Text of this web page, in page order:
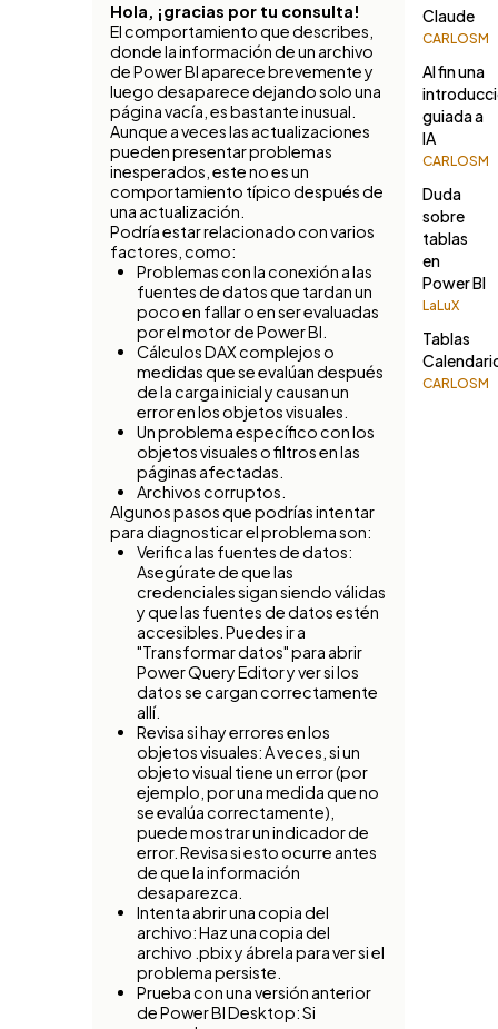
Hola, ¡gracias por tu consulta!
El comportamiento que describes,
donde la información de un archivo
de Power BI aparece brevemente y
luego desaparece dejando solo una
página vacía, es bastante inusual.
Aunque a veces las actualizaciones
pueden presentar problemas
inesperados, este no es un
comportamiento típico después de
una actualización.
Podría estar relacionado con varios
factores, como:
Problemas con la conexión a las
fuentes de datos que tardan un
poco en fallar o en ser evaluadas
por el motor de Power BI.
Cálculos DAX complejos o
medidas que se evalúan después
de la carga inicial y causan un
error en los objetos visuales.
Un problema específico con los
objetos visuales o filtros en las
páginas afectadas.
Archivos corruptos.
Algunos pasos que podrías intentar
para diagnosticar el problema son:
Verifica las fuentes de datos:
Asegúrate de que las
credenciales sigan siendo válidas
y que las fuentes de datos estén
accesibles. Puedes ir a
"Transformar datos" para abrir
Power Query Editor y ver si los
datos se cargan correctamente
allí.
Revisa si hay errores en los
objetos visuales: A veces, si un
objeto visual tiene un error (por
ejemplo, por una medida que no
se evalúa correctamente),
puede mostrar un indicador de
error. Revisa si esto ocurre antes
de que la información
desaparezca.
Intenta abrir una copia del
archivo: Haz una copia del
archivo .pbix y ábrela para ver si el
problema persiste.
Prueba con una versión anterior
de Power BI Desktop: Si
Claude
CARLOSM
Al fin una
guiada a
IA
CARLOSM
Duda
sobre
tablas
en
Power BI
LaLuX
Tablas
CARLOSM